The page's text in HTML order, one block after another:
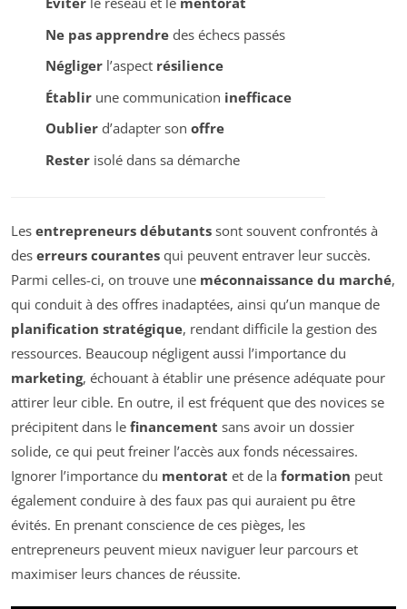
Ne pas apprendredes échecs passés
Négligerl’aspect résilience
Établirune communication inefficace
Oublierd’adapter son offre
Resterisolé dans sa démarche
Les entrepreneurs débutants sont souvent confrontés à
des erreurs courantes qui peuvent entraver leur succès.
Parmi celles-ci, on trouve une méconnaissance du marché,
qui conduit à des offres inadaptées, ainsi qu’un manque de
planification stratégique, rendant difficile la gestion des
ressources. Beaucoup négligent aussi l’importance du
marketing, échouant à établir une présence adéquate pour
attirer leur cible. En outre, il est fréquent que des novices se
précipitent dans le financement sans avoir un dossier
solide, ce qui peut freiner l’accès aux fonds nécessaires.
Ignorer l’importance du mentorat et de la formation peut
également conduire à des faux pas qui auraient pu être
évités. En prenant conscience de ces pièges, les
entrepreneurs peuvent mieux naviguer leur parcours et
maximiser leurs chances de réussite.